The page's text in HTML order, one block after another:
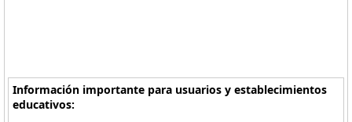
Información importante para usuarios y establecimientos
educativos: